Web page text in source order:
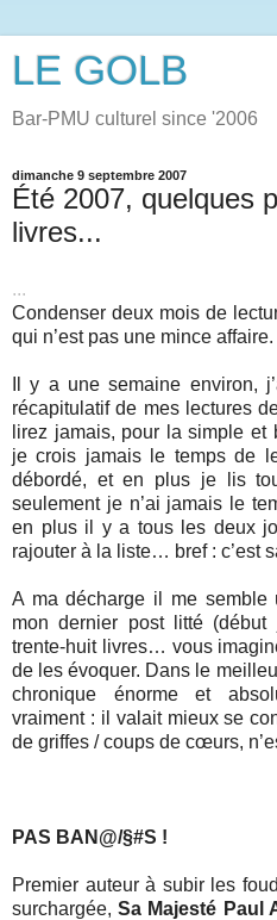
LE GOLB
Bar-PMU culturel since '2006
dimanche 9 septembre 2007
Été 2007, quelques
livres...
...
Condenser deux mois de
qui n’est pas une mince affaire.
Il y a une semaine environ,
récapitulatif de mes lectures
lirez jamais, pour la simple et
je crois jamais le temps de
débordé, et en plus je lis
seulement je n’ai jamais le
en plus il y a tous les deux
rajouter à la liste… bref : c’est
A ma décharge il me
mon dernier post litté
trente-huit livres… vous
de les évoquer. Dans le
chronique énorme et
vraiment : il valait mieux se
de griffes / coups de cœurs,
PAS BAN@/§#S !
Premier auteur à subir les
surchargée,Sa Majesté Paul